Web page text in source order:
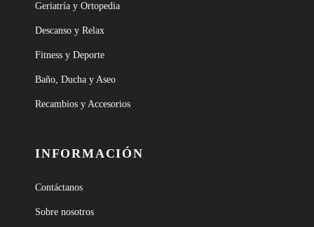
Geriatría y Ortopedia
Descanso y Relax
Fitness y Deporte
Baño, Ducha y Aseo
Recambios y Accesorios
INFORMACIÓN
Contáctanos
Sobre nosotros